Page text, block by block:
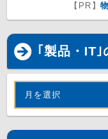
【PR】
｢製品・IT
月を選択